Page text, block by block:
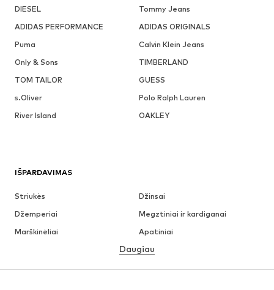
DIESEL
Tommy Jeans
ADIDAS PERFORMANCE
ADIDAS ORIGINALS
Puma
Calvin Klein Jeans
Only & Sons
TIMBERLAND
TOM TAILOR
GUESS
s.Oliver
Polo Ralph Lauren
River Island
OAKLEY
IŠPARDAVIMAS
Striukės
Džinsai
Džemperiai
Megztiniai ir kardiganai
Marškinėliai
Apatiniai
Marškiniai
Daugiau